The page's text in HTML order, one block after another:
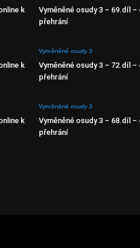
k
Vyměněné osudy 3 – 69.díl –
přehrání
k
Vyměněné osudy 3
Vyměněné osudy 3 – 72.díl –
přehrání
k
Vyměněné osudy 3
Vyměněné osudy 3 – 68.díl –
přehrání